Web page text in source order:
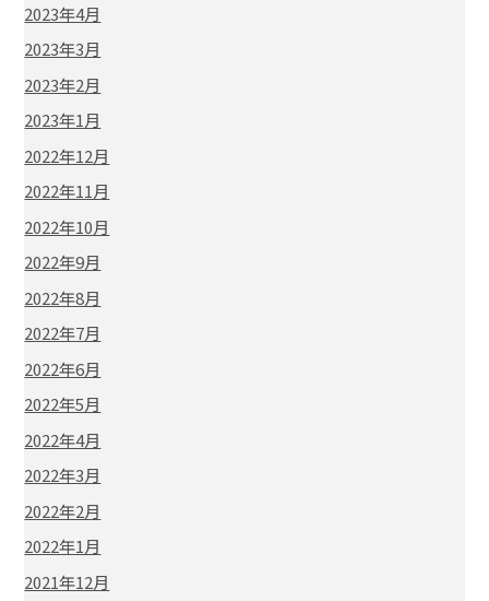
2023年4月
2023年3月
2023年2月
2023年1月
2022年12月
2022年11月
2022年10月
2022年9月
2022年8月
2022年7月
2022年6月
2022年5月
2022年4月
2022年3月
2022年2月
2022年1月
2021年12月